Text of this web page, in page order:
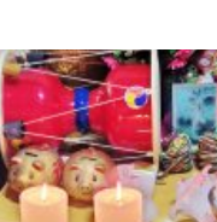
광주점집